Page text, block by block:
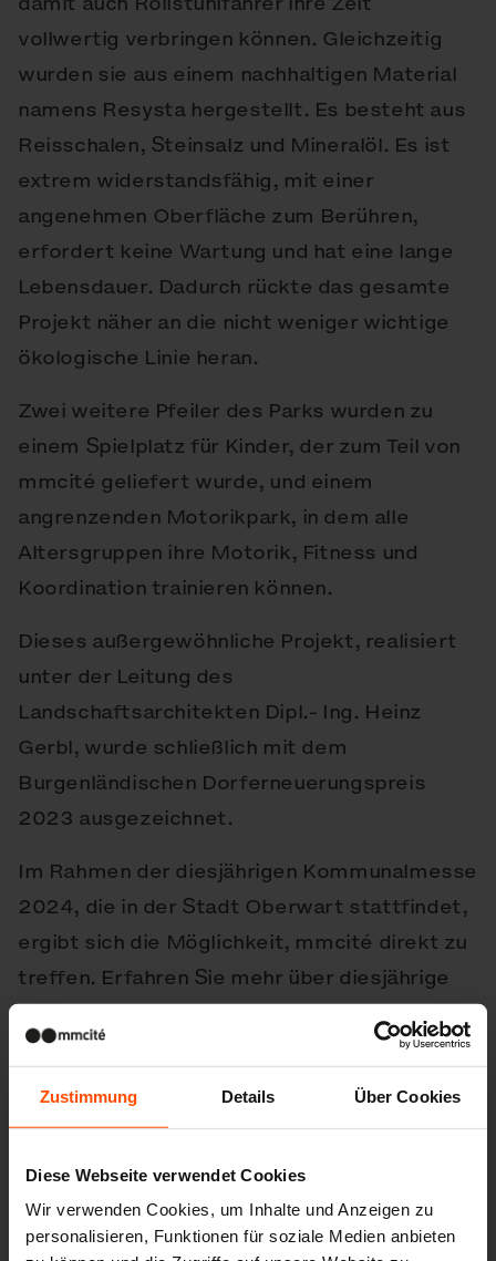
Zustimmung Details Über Cookies
Diese Webseite verwendet Cookies
Wir verwenden Cookies, um Inhalte und Anzeigen zu
personalisieren, Funktionen für soziale Medien anbieten
vollwertig verbringen können. Gleichzeitig
wurden sie aus einem nachhaltigen Material
namens Resysta hergestellt. Es besteht aus
Reisschalen, Steinsalz und Mineralöl. Es ist
extrem widerstandsfähig, mit einer
angenehmen Oberfläche zum Berühren,
erfordert keine Wartung und hat eine lange
Lebensdauer. Dadurch rückte das gesamte
Projekt näher an die nicht weniger wichtige
ökologische Linie heran.
Zwei weitere Pfeiler des Parks wurden zu
einem Spielplatz für Kinder, der zum Teil von
mmcité geliefert wurde, und einem
angrenzenden Motorikpark, in dem alle
Altersgruppen ihre Motorik, Fitness und
Koordination trainieren können.
Dieses außergewöhnliche Projekt, realisiert
unter der Leitung des
Landschaftsarchitekten Dipl.- Ing. Heinz
Gerbl, wurde schließlich mit dem
Burgenländischen Dorferneuerungspreis
2023 ausgezeichnet.
Im Rahmen der diesjährigen Kommunalmesse
2024, die in der Stadt Oberwart stattfindet,
ergibt sich die Möglichkeit, mmcité direkt zu
treffen. Erfahren Sie mehr über diesjährige
Neuigkeiten oder besprechen Sie gleich ein
interessantes Projekt für Ihren öffentlichen
Raum.
Produkte in diesem Projekt